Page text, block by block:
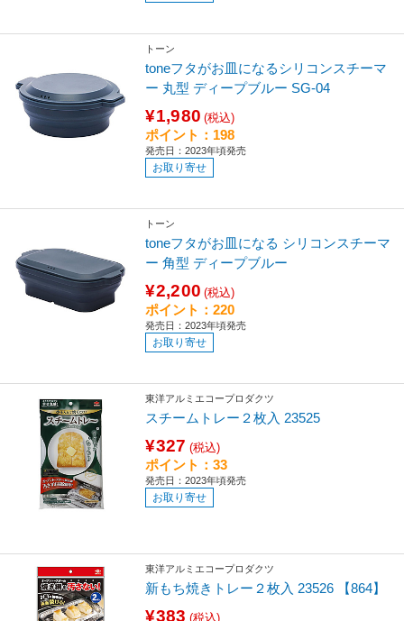
トーン
toneフタがお皿になるシリコンスチーマ
ー 丸型 ディープブルー SG-04
¥1,980 (税込)
ポイント：198
発売日：2023年頃発売
お取り寄せ
トーン
toneフタがお皿になる シリコンスチーマ
ー 角型 ディープブルー
¥2,200 (税込)
ポイント：220
発売日：2023年頃発売
お取り寄せ
東洋アルミエコープロダクツ
スチームトレー２枚入 23525
¥327 (税込)
ポイント：33
発売日：2023年頃発売
お取り寄せ
東洋アルミエコープロダクツ
新もち焼きトレー２枚入 23526 【864】
¥383 (税込)